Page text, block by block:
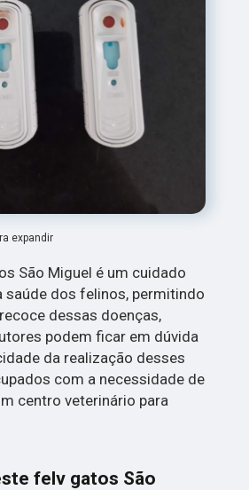
expandir
São Miguel é um cuidado
saúde dos felinos, permitindo
dessas doenças,
podem ficar em dúvida
da realização desses
com a necessidade de
centro veterinário para
felv gatos São